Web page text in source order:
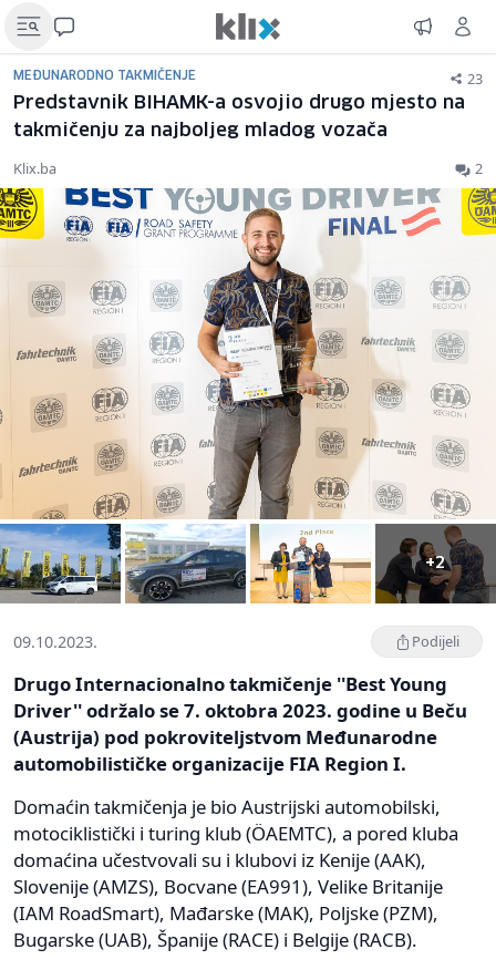
MEĐUNARODNO TAKMIČENJE 23
Predstavnik BIHAMK-a osvojio drugo mjesto na
takmičenju za najboljeg mladog vozača
Klix.ba 2
+2
09.10.2023. Podijeli
Drugo Internacionalno takmičenje ''Best Young
Driver'' održalo se 7. oktobra 2023. godine u Beču
(Austrija) pod pokroviteljstvom Međunarodne
automobilističke organizacije FIA Region I.
Domaćin takmičenja je bio Austrijski automobilski,
motociklistički i turing klub (ÖAEMTC), a pored kluba
domaćina učestvovali su i klubovi iz Kenije (AAK),
Slovenije (AMZS), Bocvane (EA991), Velike Britanije
(IAM RoadSmart), Mađarske (MAK), Poljske (PZM),
Bugarske (UAB), Španije (RACE) i Belgije (RACB).